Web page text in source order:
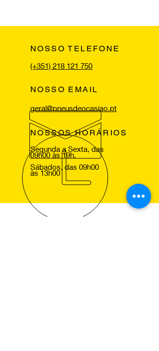
NOSSO TELEFONE
(+351) 218 121 750
NOSSO EMAIL
geral@pneusdeocasiao.pt
NOSSOS HORÁRIOS
Segunda a Sexta, das
09h00 às 19h.
Sábados, das 09h00
às 13h00